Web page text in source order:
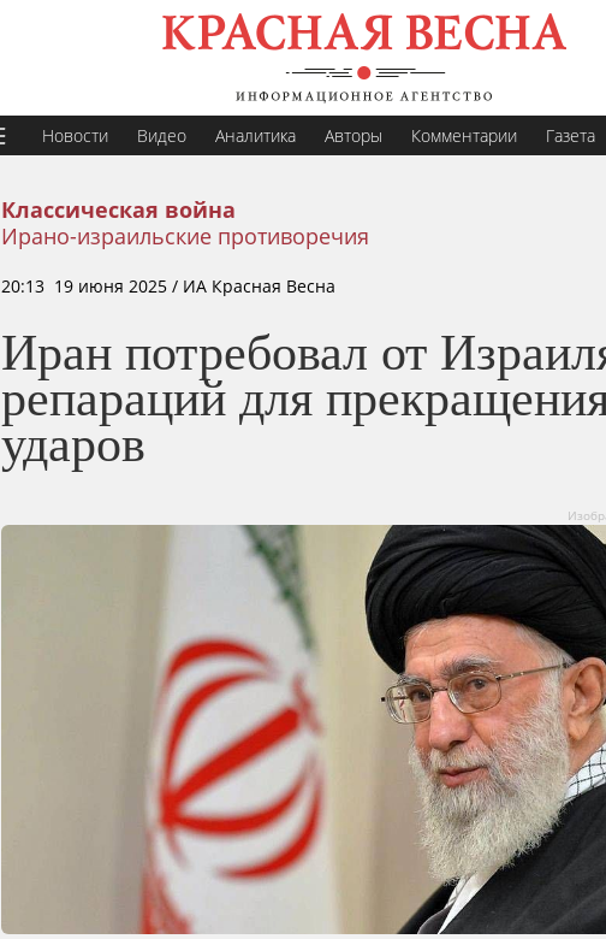
Новости Видео Аналитика Авторы Комментарии Газета
Классическая война
Ирано-израильские противоречия
20:13 19 июня 2025 / ИА Красная Весна
Иран потребовал от
репараций для
ударов